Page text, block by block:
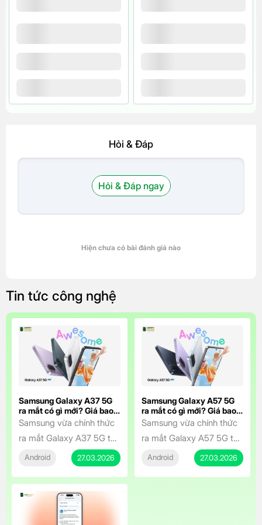
Hỏi & Đáp
Hỏi & Đáp ngay
Hiện chưa có bài đánh giá nào
Tin tức công nghệ
Samsung Galaxy A37 5G
ra mắt có gì mới? Giá bao
nhiêu?
Samsung vừa chính thức
ra mắt Galaxy A37 5G tại
Việt Nam, mang đến
dòng Galaxy A series trải
nghiệm chuyên nghiệp
hơn với mức giá cực kỳ
hấp dẫn. Smartphone tầm
Android 27.03.2026
Samsung Galaxy A57 5G
ra mắt có gì mới? Giá bao
nhiêu?
Samsung vừa chính thức
ra mắt Galaxy A57 5G tại
Việt Nam vào ngày
25/3/2026, mang đến
Android 27.03.2026